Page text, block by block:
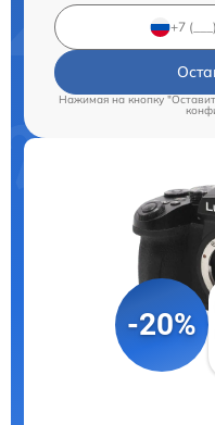
Нажимая на кнопку
-20%